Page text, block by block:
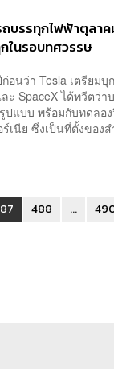
ถบรรทุกไฟฟ้าตุล
ในรอบทศวรรษ
นว่า Tesla เตรียมบุ
ะ SpaceX ได้ทวีตว่
ปแบบ พร้อมกับทดลอ
เนีย ซึ่งเป็นที่ตั้งของ
488 ...